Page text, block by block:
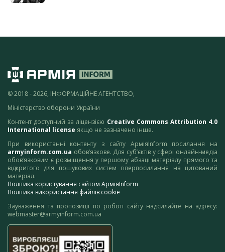
© 2018 - 2026, ІНФОРМАЦІЙНЕ АГЕНТСТВО,
Міністерство оборони України
Контент доступний за ліцензією Creative Commons Attribution 4.0
International license якщо не зазначено інше.
При використанні контенту з сайту АрміяInform посилання на
armyinform.com.ua обов’язкове. Для суб’єктів у сфері онлайн-медіа
обов’язковим є розміщення у першому абзаці матеріалу прямого та
відкритого для пошукових систем гіперпосилання на цитований
матеріал.
Політика користування сайтом АрміяInform
Політика використання файлів cookie
Зауваження та пропозиції по роботі сайту надсилайте на адресу:
webmaster@armyinform.com.ua